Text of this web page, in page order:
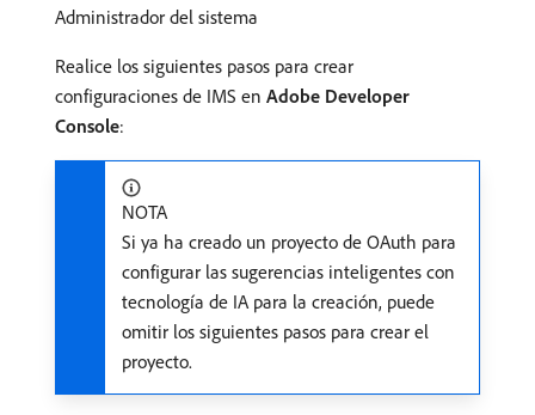
Administrador del sistema
Realice los siguientes pasos para crear
configuraciones de IMS en Adobe Developer
Console:
NOTA
Si ya ha creado un proyecto de OAuth para
configurar las sugerencias inteligentes con
tecnología de IA para la creación, puede
omitir los siguientes pasos para crear el
proyecto.